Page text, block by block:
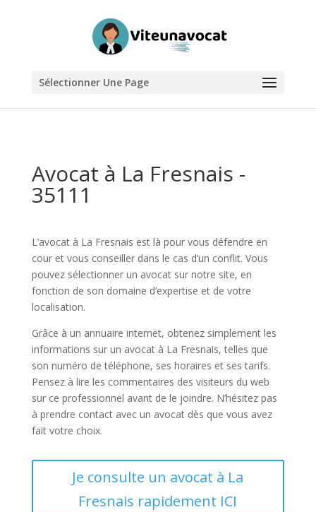
Sélectionner Une Page
Avocat à La Fresnais -
35111
L’avocat à La Fresnais est là pour vous défendre en
cour et vous conseiller dans le cas d’un conflit. Vous
pouvez sélectionner un avocat sur notre site, en
fonction de son domaine d’expertise et de votre
localisation.
Grâce à un annuaire internet, obtenez simplement les
informations sur un avocat à La Fresnais, telles que
son numéro de téléphone, ses horaires et ses tarifs.
Pensez à lire les commentaires des visiteurs du web
sur ce professionnel avant de le joindre. N’hésitez pas
à prendre contact avec un avocat dès que vous avez
fait votre choix.
Je consulte un avocat à La
Fresnais rapidement ICI